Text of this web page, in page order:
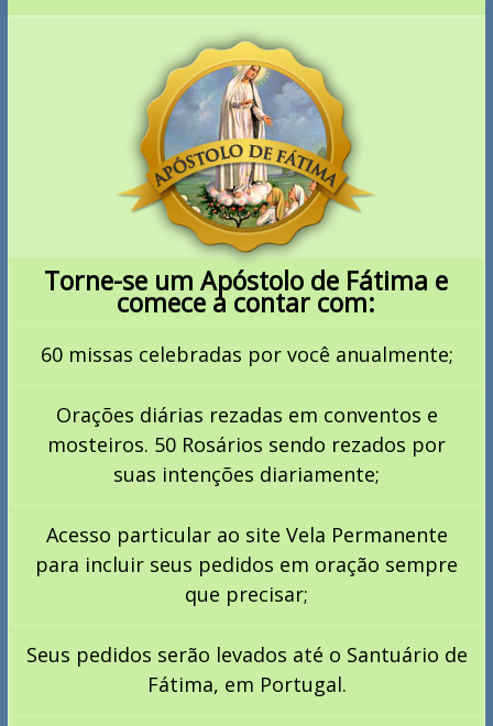
Torne-se um Apóstolo de Fátima e
comece a contar com:
60 missas celebradas por você anualmente;
Orações diárias rezadas em conventos e
mosteiros. 50 Rosários sendo rezados por
suas intenções diariamente;
Acesso particular ao site Vela Permanente
para incluir seus pedidos em oração sempre
que precisar;
Seus pedidos serão levados até o Santuário de
Fátima, em Portugal.